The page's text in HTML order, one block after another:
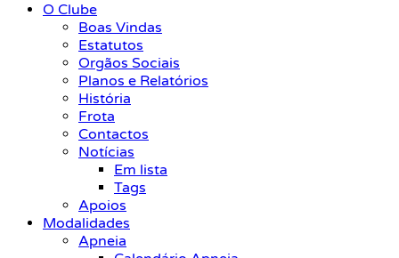
O Clube
Boas Vindas
Estatutos
Orgãos Sociais
Planos e Relatórios
História
Frota
Contactos
Notícias
Em lista
Tags
Apoios
Modalidades
Apneia